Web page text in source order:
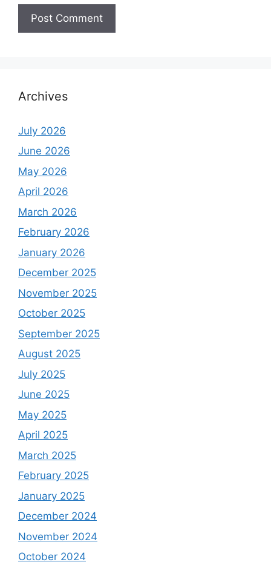
Archives
July 2026
June 2026
May 2026
April 2026
March 2026
February 2026
January 2026
December 2025
November 2025
October 2025
September 2025
August 2025
July 2025
June 2025
May 2025
April 2025
March 2025
February 2025
January 2025
December 2024
November 2024
October 2024